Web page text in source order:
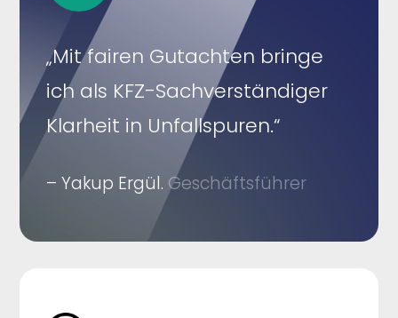
„Mit fairen Gutachten bringe
ich als KFZ-Sachverständiger
Klarheit in Unfallspuren.“
– Yakup Ergül. Geschäftsführer